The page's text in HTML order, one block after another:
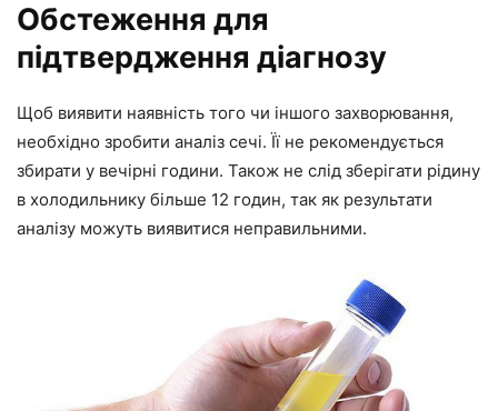
Обстеження для
підтвердження діагнозу
Щоб виявити наявність того чи іншого захворювання,
необхідно зробити аналіз сечі. Її не рекомендується
збирати у вечірні години. Також не слід зберігати рідину
в холодильнику більше 12 годин, так як результати
аналізу можуть виявитися неправильними.